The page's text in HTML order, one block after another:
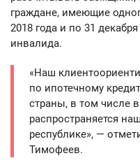
граждане, имеющие
2018 года и по 31 декабря
инвалида.
«Наш
по ипотечному
страны, в том числе в
распространяется
республике», —
Тимофеев.